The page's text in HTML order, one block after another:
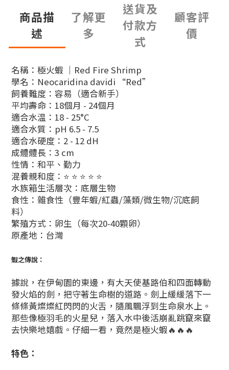
商品描
述
了解更
多
送貨及
付款方
式
顧客評
價
名稱：極火蝦 ｜ Red Fire Shrimp
學名： Neocaridina davidi “Red”
飼養難度：容易（適合新手）
平均壽命：18個月 - 24個月
適合水温：18 - 25°C
適合水質：pH 6.5 - 7.5
適合水硬度：2 - 12 dH
成體體長：3 cm
性情：和平、勤力
混養親和度：⭐ ⭐ ⭐ ⭐ ⭐
水族箱生活層次：底層生物
食性：雜食性（豐年蝦/紅蟲/藻類/微生物/沉底飼
料）
繁殖方式：卵生（每次20-40顆卵）
原產地：台灣
蝦之傳說：
據說，在伊甸園的東邊，有大天使基路伯和四面轉動
發火焰的劍，把守著生命樹的道路。劍上緩緩落下一
條條黃燦燦紅閃閃的火舌，隨風飄浮到生命泉水上。
那些像極羽毛的火星兒，落入水中後活崩亂跳竄來竄
去快樂地嬉戲。仔細一看，竟然是極火蝦🔥🔥🔥
特色：